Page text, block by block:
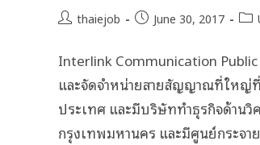
thaiejob June 30, 2017
Interlink Communication
และจัดจำหน่ายสายสัญญาณที่ใหญ่ที่
ประเทศ และมีบริษัททำธุรกิจด้านวิ
กรุงเทพมหานคร และมีศูนย์กระจา